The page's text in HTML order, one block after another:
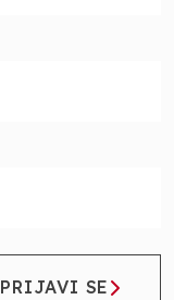
PRIJAVI SE